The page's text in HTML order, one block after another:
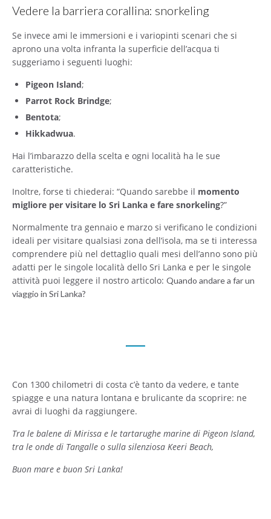
Vedere la barriera corallina: snorkeling
Se invece ami le immersioni e i variopinti scenari che si
aprono una volta infranta la superficie dell’acqua ti
suggeriamo i seguenti luoghi:
Pigeon Island;
Parrot Rock Brindge;
Bentota;
Hikkadwua.
Hai l’imbarazzo della scelta e ogni località ha le sue
caratteristiche.
Inoltre, forse ti chiederai: “Quando sarebbe il momento
migliore per visitare lo Sri Lanka e fare snorkeling?”
Normalmente tra gennaio e marzo si verificano le condizioni
ideali per visitare qualsiasi zona dell’isola, ma se ti interessa
comprendere più nel dettaglio quali mesi dell’anno sono più
adatti per le singole località dello Sri Lanka e per le singole
attività puoi leggere il nostro articolo: Quando andare a far un
viaggio in Sri Lanka?
Con 1300 chilometri di costa c’è tanto da vedere, e tante
spiagge e una natura lontana e brulicante da scoprire: ne
avrai di luoghi da raggiungere.
Tra le balene di Mirissa e le tartarughe marine di Pigeon Island,
tra le onde di Tangalle o sulla silenziosa Keeri Beach,
Buon mare e buon Sri Lanka!